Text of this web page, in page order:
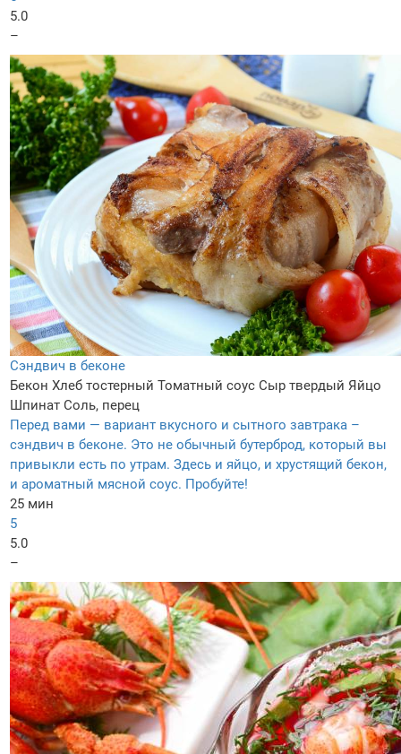
5.0
–
Сэндвич в беконе
Бекон Хлеб тостерный Томатный соус Сыр твердый Яйцо
Шпинат Соль, перец
Перед вами — вариант вкусного и сытного завтрака –
сэндвич в беконе. Это не обычный бутерброд, который вы
привыкли есть по утрам. Здесь и яйцо, и хрустящий бекон,
и ароматный мясной соус. Пробуйте!
25 мин
5
5.0
–